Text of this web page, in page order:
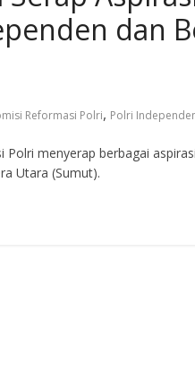
dan
Reformasi Polri, Polri
menyerap berbagai
Utara (Sumut).